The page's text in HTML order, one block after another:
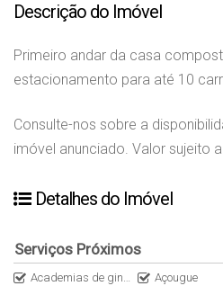
Descrição do Imóvel
Primeiro andar da casa
estacionamento para até 10
Consulte-nos sobre a
imóvel anunciado. Valor sujeito
Detalhes do Imóvel
Serviços Próximos
Academias de ginástica Açougue